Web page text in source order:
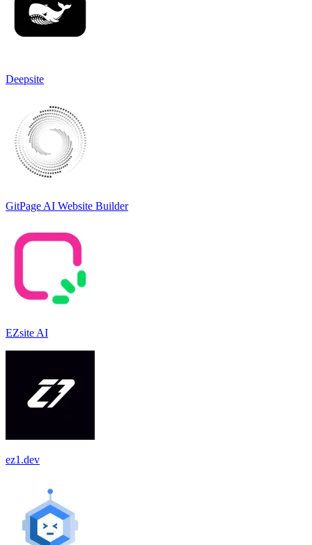
Deepsite
GitPage AI Website Builder
EZsite AI
ez1.dev